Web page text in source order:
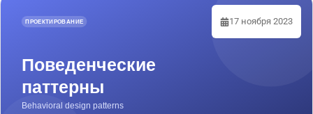
17 ноября 2023